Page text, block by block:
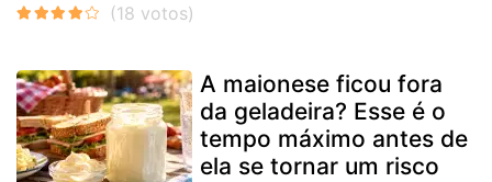
A maionese ficou fora
da geladeira? Esse é o
tempo máximo antes de
ela se tornar um risco